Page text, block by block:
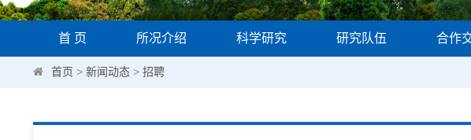
首 页 所况介绍 科学研究 研究队伍 合作
首页 > 新闻动态 > 招聘